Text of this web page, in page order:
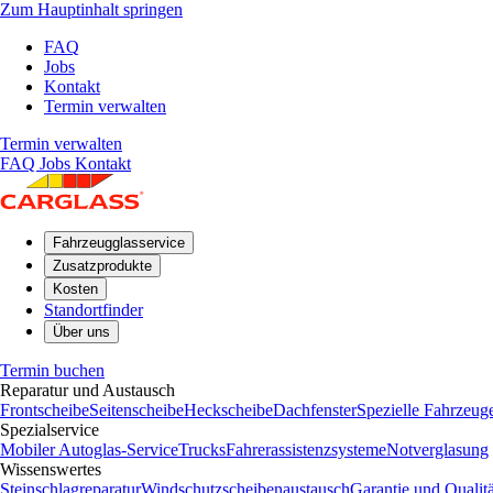
Zum Hauptinhalt springen
FAQ
Jobs
Kontakt
Termin verwalten
Termin verwalten
FAQ Jobs Kontakt
Fahrzeugglasservice
Zusatzprodukte
Kosten
Standortfinder
Über uns
Termin buchen
Reparatur und Austausch
FrontscheibeSeitenscheibeHeckscheibeDachfensterSpezielle
Spezialservice
Mobiler Autoglas-ServiceTrucksFahrerassistenzsystemeNotverglasung
Wissenswertes
SteinschlagreparaturWindschutzscheibenaustauschGarantie und